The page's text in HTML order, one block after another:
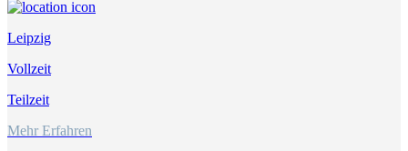
Leipzig
Vollzeit
Teilzeit
Mehr Erfahren